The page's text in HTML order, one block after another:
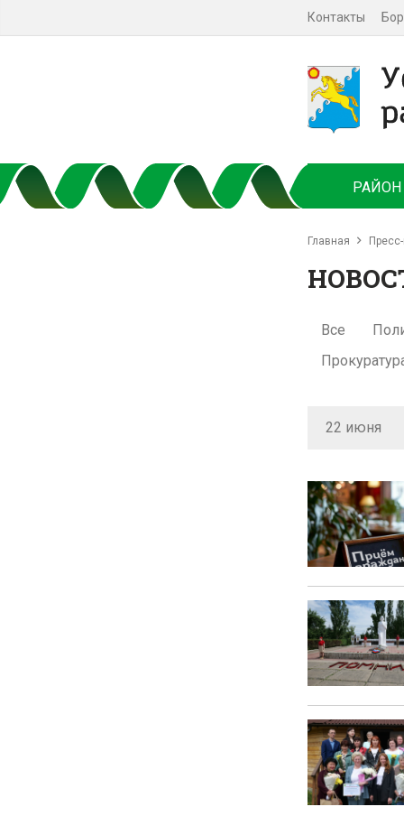
Контакты
РАЙОН
Главная
Все
22 июня